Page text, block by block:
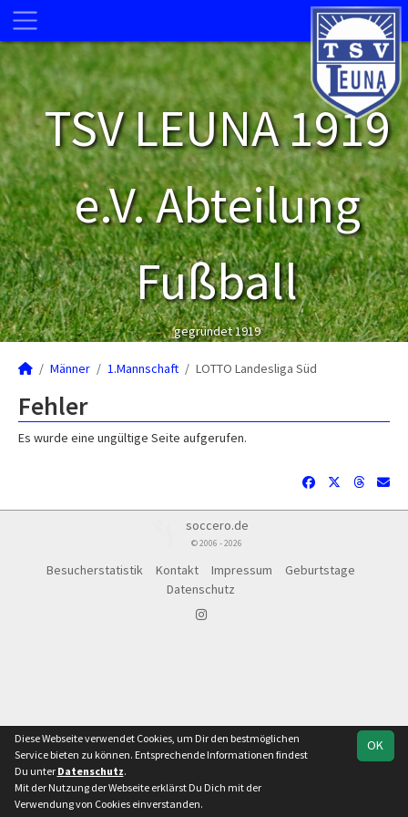
TSV LEUNA 1919
e.V. Abteilung
Fußball
gegründet 1919
Männer 1.Mannschaft LOTTO Landesliga Süd
Team
LOTTO
Landesliga Süd
Spielplan
Fehler
Es wurde eine ungültige Seite aufgerufen.
soccero.de
© 2006 - 2026
Besucherstatistik Kontakt Impressum
Geburtstage
Datenschutz
OK
Diese Webseite verwendet Cookies, um Dir den bestmöglichen
Service bieten zu können. Entsprechende Informationen findest
Du unter Datenschutz.
Mit der Nutzung der Webseite erklärst Du Dich mit der
Verwendung von Cookies einverstanden.